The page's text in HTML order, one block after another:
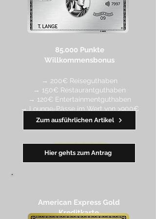
85.000 Punkte
Willkommensbonus
→ 200€ Reiseguthaben
→ 150€ Restaurantguthaben
→ 120€ Entertainmentguthaben
→ Lounge-Pässe im Wert von >900€
━━━━━━━
Zum ausführlichen Artikel
Hier gehts zum Antrag
American Express Gold
Kreditkarte